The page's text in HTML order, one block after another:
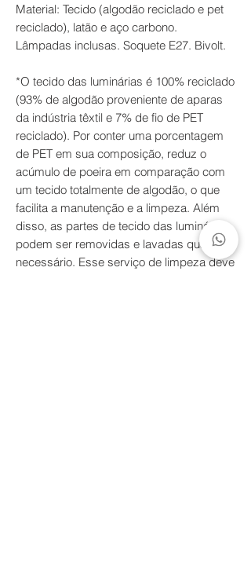
Material: Tecido (algodão reciclado e pet
reciclado), latão e aço carbono.
Lâmpadas inclusas. Soquete E27. Bivolt.
*O tecido das luminárias é 100% reciclado
(93% de algodão proveniente de aparas
da indústria têxtil e 7% de fio de PET
reciclado). Por conter uma porcentagem
de PET em sua composição, reduz o
acúmulo de poeira em comparação com
um tecido totalmente de algodão, o que
facilita a manutenção e a limpeza. Além
disso, as partes de tecido das luminárias
podem ser removidas e lavadas quando
necessário. Esse serviço de limpeza deve